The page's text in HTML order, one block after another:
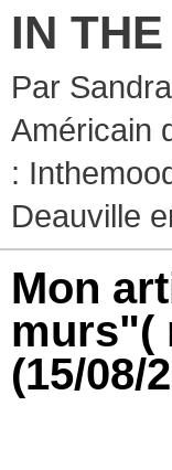
IN
Par
Américain
:
Deauville
Mon
murs"(
(15/08/